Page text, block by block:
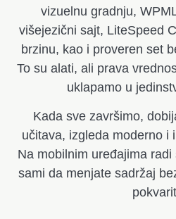
vizuelnu gradnju,
višejezični sajt, LiteSpeed
brzinu, kao i proveren set
To su alati, ali prava
uklapamo u
Kada sve završimo,
učitava, izgleda moderno i
Na mobilnim uređajima
sami da menjate sadržaj